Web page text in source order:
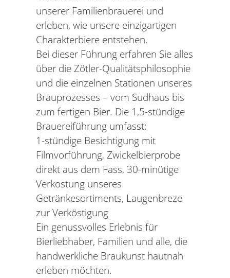
unserer Familienbrauerei und
erleben, wie unsere einzigartigen
Charakterbiere entstehen.
Bei dieser Führung erfahren Sie alles
über die Zötler-Qualitätsphilosophie
und die einzelnen Stationen unseres
Brauprozesses – vom Sudhaus bis
zum fertigen Bier. Die 1,5-stündige
Brauereiführung umfasst:
1-stündige Besichtigung mit
Filmvorführung, Zwickelbierprobe
direkt aus dem Fass, 30-minütige
Verkostung unseres
Getränkesortiments, Laugenbreze
zur Verköstigung
Ein genussvolles Erlebnis für
Bierliebhaber, Familien und alle, die
handwerkliche Braukunst hautnah
erleben möchten.